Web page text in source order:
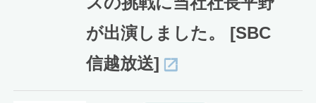
が出演しました。 [SBC
信越放送]